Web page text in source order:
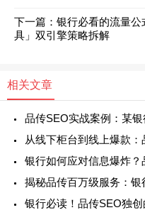
下一篇：银行必看的流量
具」双引擎策略拆解
相关文章
品传SEO实战案例：某
从线下柜台到线上爆款
银行如何应对信息爆炸
揭秘品传百万级服务：
银行必读！品传SEO独